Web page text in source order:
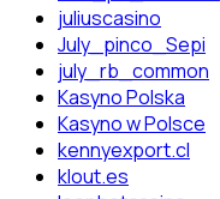
juliuscasino
July_pinco_Sepi
july_rb_common
Kasyno Polska
Kasyno w Polsce
kennyexport.cl
klout.es